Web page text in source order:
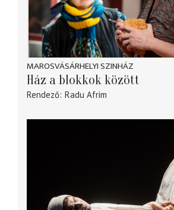
MAROSVÁSÁRHELYI SZINHÁZ
Ház a blokkok között
Rendező Radu Afrim